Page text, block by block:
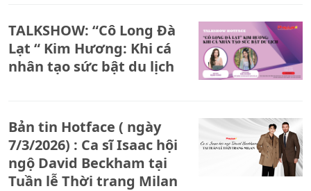
của một người làm báo thời đại mới.
TALKSHOW: “Cô Long Đà
Lạt “ Kim Hương: Khi cá
nhân tạo sức bật du lịch
Bản tin Hotface ( ngày
7/3/2026) : Ca sĩ Isaac hội
ngộ David Beckham tại
Tuần lễ Thời trang Milan